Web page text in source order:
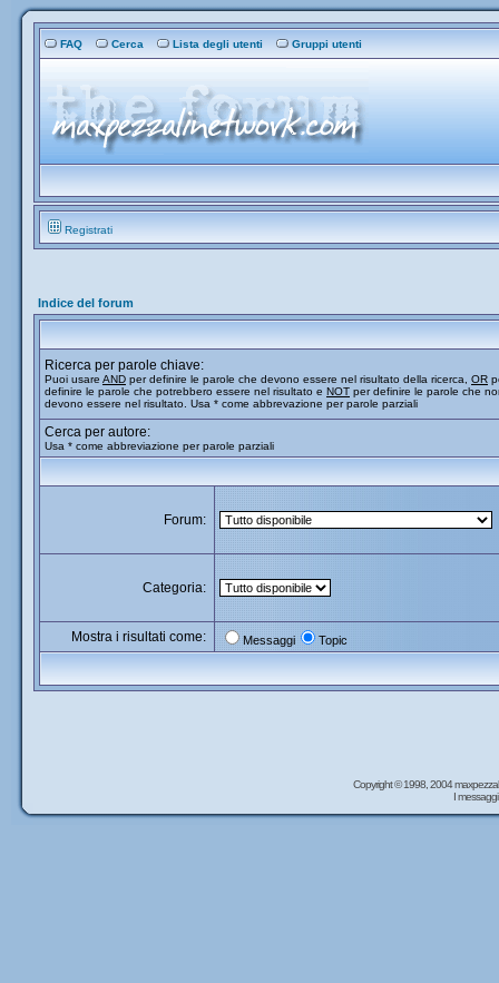
FAQ Cerca Lista degli utenti Gruppi utenti
Registrati
Indice del forum
Ricerca per parole chiave:
Puoi usare AND per definire le parole che devono essere nel risultato della ricerca, OR
definire le parole che potrebbero essere nel risultato e NOT per definire le parole che
devono essere nel risultato. Usa * come abbrevazione per parole parziali
Cerca per autore:
Usa * come abbreviazione per parole parziali
Forum:
Categoria:
Mostra i risultati come: Messaggi Topic
Copyright © 1998, 2004
I